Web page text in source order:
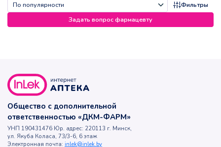
Фильтры
Задать вопрос фармацевту
Общество с дополнительной
ответственностью «ДКМ-ФАРМ»
УНП 190431476 Юр. адрес: 220113 г. Минск,
ул. Якуба Коласа, 73/3-6, 6 этаж
Электронная почта: inlek@inlek.by